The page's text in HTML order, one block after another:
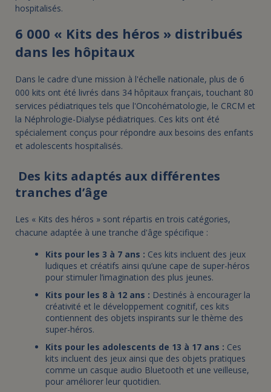
hospitalisés.
6 000 « Kits des héros » distribués
dans les hôpitaux
Dans le cadre d'une mission à l'échelle nationale, plus de 6
000 kits ont été livrés dans 34 hôpitaux français, touchant 80
services pédiatriques tels que l'Oncohématologie, le CRCM et
la Néphrologie-Dialyse pédiatriques. Ces kits ont été
spécialement conçus pour répondre aux besoins des enfants
et adolescents hospitalisés.
Des kits adaptés aux différentes
tranches d’âge
Les « Kits des héros » sont répartis en trois catégories,
chacune adaptée à une tranche d'âge spécifique :
Kits pour les 3 à 7 ans : Ces kits incluent des jeux
ludiques et créatifs ainsi qu’une cape de super-héros
pour stimuler l’imagination des plus jeunes.
Kits pour les 8 à 12 ans : Destinés à encourager la
créativité et le développement cognitif, ces kits
contiennent des objets inspirants sur le thème des
super-héros.
Kits pour les adolescents de 13 à 17 ans : Ces
kits incluent des jeux ainsi que des objets pratiques
comme un casque audio Bluetooth et une veilleuse,
pour améliorer leur quotidien.